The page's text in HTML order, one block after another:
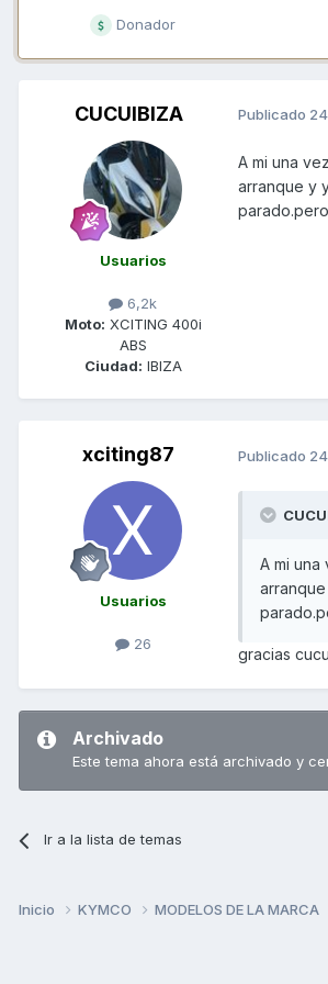
Donador
CUCUIBIZA
Usuarios
6,2k
Moto: XCITING 400i
ABS
Ciudad: IBIZA
Publicado
A mi una
arranque y
xciting87
Usuarios
26
Publicado
A mi
gracias
Archivado
Este tema ahora está archivado y
Ir a la lista de temas
Inicio KYMCO MODELOS DE LA MARCA